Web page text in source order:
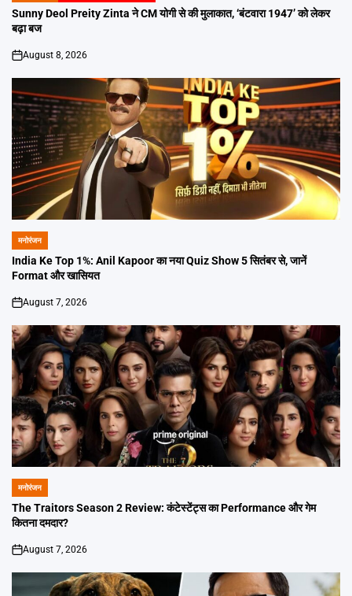
IN
Sunny Deol Preity Zinta ने CM योगी से की मुलाकात, ‘बंटवारा 1947’ को लेकर
बढ़ा बज
on
August 8, 2026
POSTED
IN
मनोरंजन
India Ke Top 1%: Anil Kapoor का नया Quiz Show 5 सितंबर से, जानें
Format और खासियत
on
August 7, 2026
POSTED
IN
मनोरंजन
The Traitors Season 2 Review: कंटेस्टेंट्स का Performance और गेम
कितना दमदार?
on
August 7, 2026